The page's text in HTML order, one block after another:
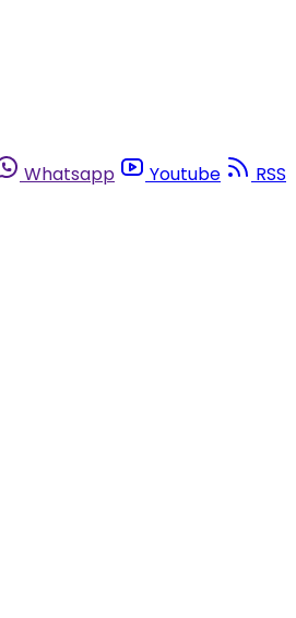
Whatsapp Youtube
RSS